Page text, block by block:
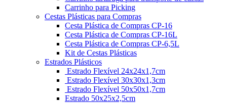
Carrinho para Picking
Cestas Plásticas para Compras
Cesta Plástica de Compras CP-16
Cesta Plástica de Compras CP-16L
Cesta Plástica de Compras CP-6,5L
Kit de Cestas Plásticas
Estrados Plásticos
Estrado Flexível 24x24x1,7cm
Estrado Flexível 30x30x1,3cm
Estrado Flexível 50x50x1,7cm
Estrado 50x25x2,5cm